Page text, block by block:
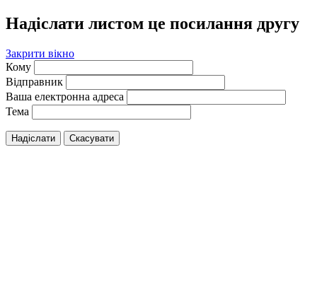
Надіслати листом це посилання другу
Закрити вікно
Кому
Відправник
Ваша електронна адреса
Тема
Надіслати Скасувати